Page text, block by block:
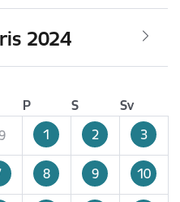
2024
P S
Sv
1 2 3
8 9 10